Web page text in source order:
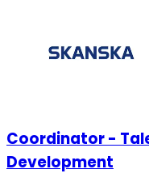
Coordinator -
Development